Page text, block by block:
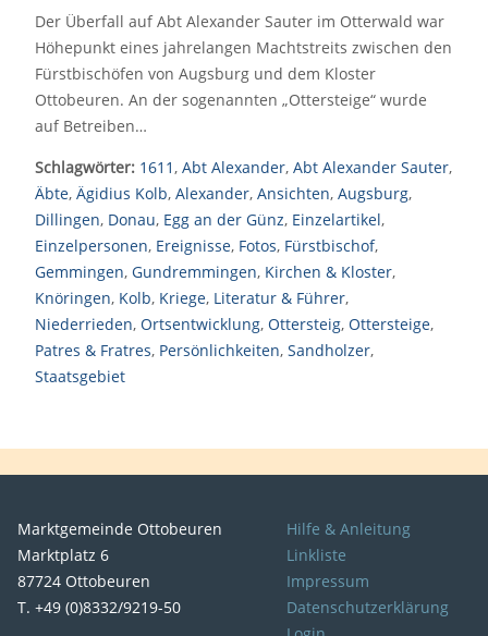
Der Überfall auf Abt Alexander Sauter im Otterwald war
Höhepunkt eines jahrelangen Machtstreits zwischen den
Fürstbischöfen von Augsburg und dem Kloster
Ottobeuren. An der sogenannten „Ottersteige“ wurde
auf Betreiben…
Schlagwörter: 1611, Abt Alexander, Abt Alexander Sauter,
Äbte, Ägidius Kolb, Alexander, Ansichten, Augsburg,
Dillingen, Donau, Egg an der Günz, Einzelartikel,
Einzelpersonen, Ereignisse, Fotos, Fürstbischof,
Gemmingen, Gundremmingen, Kirchen & Kloster,
Knöringen, Kolb, Kriege, Literatur & Führer,
Niederrieden, Ortsentwicklung, Ottersteig, Ottersteige,
Patres & Fratres, Persönlichkeiten, Sandholzer,
Staatsgebiet
Marktgemeinde Ottobeuren
Marktplatz 6
87724 Ottobeuren
T. +49 (0)8332/9219-50
Hilfe & Anleitung
Linkliste
Impressum
Datenschutzerklärung